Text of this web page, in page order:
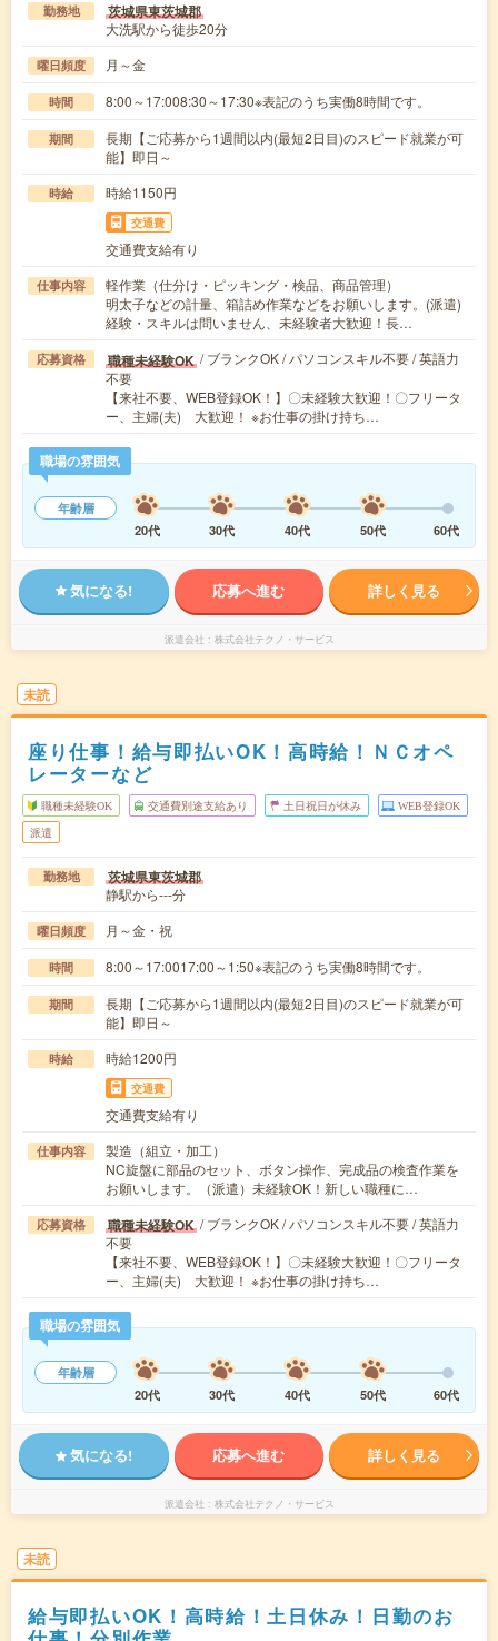
勤務地 茨城県東茨城郡
大洗駅から徒歩20分
曜日頻度 月～金
時間 8:00～17:008:30～17:30※表記のうち実働8時間です。
期間
長期【ご応募から1週間以内(最短2日目)のスピード就業が可
能】即日～
時給 時給1150円
交通費
交通費支給有り
仕事内容
軽作業（仕分け・ピッキング・検品、商品管理）
明太子などの計量、箱詰め作業などをお願いします。(派遣)
経験・スキルは問いません、未経験者大歓迎！長…
応募資格 職種未経験OK / ブランクOK / パソコンスキル不要 / 英語力
不要
【来社不要、WEB登録OK！】〇未経験大歓迎！〇フリータ
ー、主婦(夫) 大歓迎！ ※お仕事の掛け持ち…
職場の雰囲気
年齢層
20代
30代 40代 50代 60代
気になる! 応募へ進む 詳しく見る
派遣会社 株式会社テクノ・サービス
未読
座り仕事！給与即払いOK！高時給！ＮＣオペ
レーターなど
職種未経験OK 交通費別途支給あり 土日祝日が休み WEB登録OK
派遣
勤務地 茨城県東茨城郡
静駅から---分
曜日頻度 月～金・祝
時間 8:00～17:0017:00～1:50※表記のうち実働8時間です。
期間
長期【ご応募から1週間以内(最短2日目)のスピード就業が可
能】即日～
時給 時給1200円
交通費
交通費支給有り
仕事内容
製造（組立・加工）
NC旋盤に部品のセット、ボタン操作、完成品の検査作業を
お願いします。（派遣）未経験OK！新しい職種に…
応募資格 職種未経験OK / ブランクOK / パソコンスキル不要 / 英語力
不要
【来社不要、WEB登録OK！】〇未経験大歓迎！〇フリータ
ー、主婦(夫) 大歓迎！ ※お仕事の掛け持ち…
職場の雰囲気
年齢層
20代
30代 40代 50代 60代
気になる! 応募へ進む 詳しく見る
派遣会社 株式会社テクノ・サービス
未読
給与即払いOK！高時給！土日休み！日勤のお